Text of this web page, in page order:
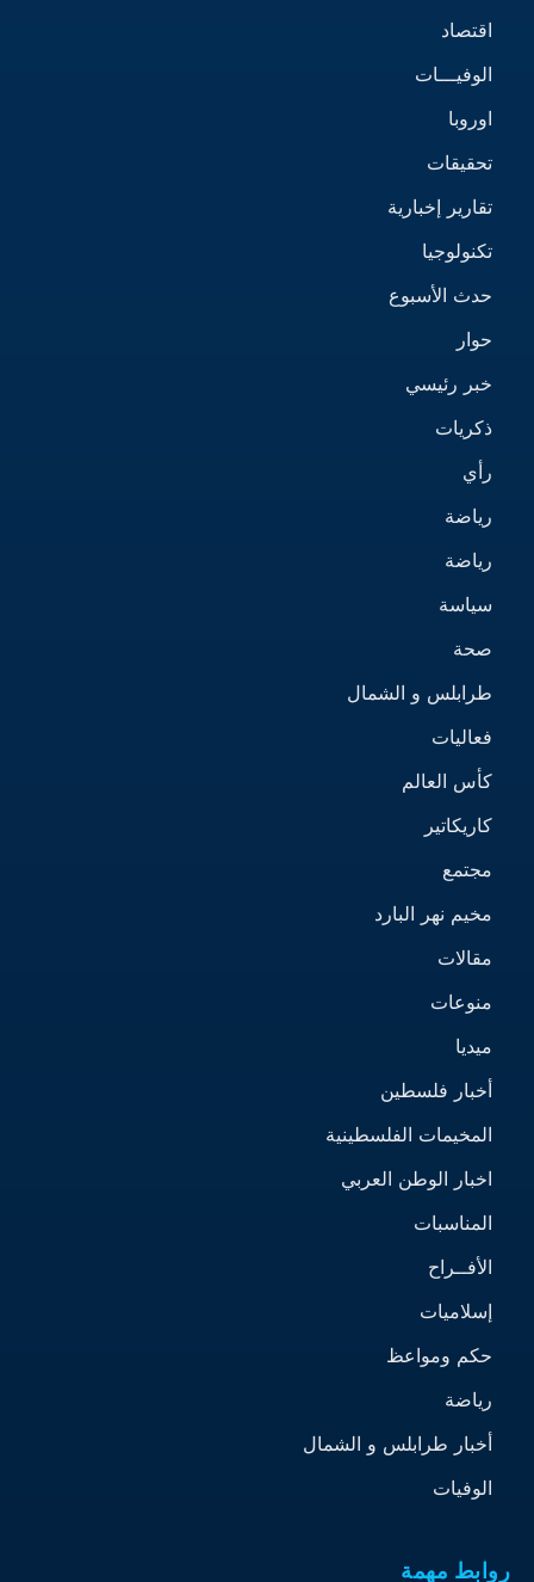
اقتصاد
الوفيـــات
اوروبا
تحقيقات
تقارير إخبارية
تكنولوجيا
حدث الأسبوع
حوار
خبر رئيسي
ذكريات
رأي
رياضة
رياضة
سياسة
صحة
طرابلس و الشمال
فعاليات
كأس العالم
كاريكاتير
مجتمع
مخيم نهر البارد
مقالات
منوعات
ميديا
أخبار فلسطين
المخيمات الفلسطينية
اخبار الوطن العربي
المناسبات
الأفــراح
إسلاميات
حكم ومواعظ
رياضة
أخبار طرابلس و الشمال
الوفيات
روابط مهمة